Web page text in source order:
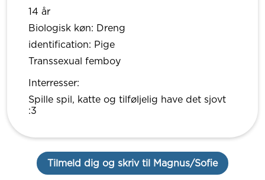
14 år
Biologisk køn: Dreng
identification: Pige
Transsexual femboy
Interresser:
Spille spil, katte og tilføljelig have det sjovt
:3
Tilmeld dig og skriv til Magnus/Sofie